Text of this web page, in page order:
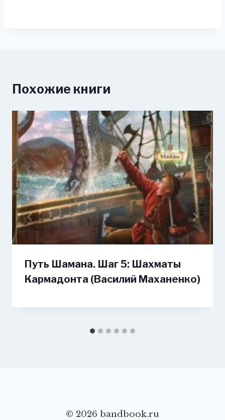
Похожие книги
Путь Шамана. Шаг 5: Шахматы
Кармадонта (Василий Маханенко)
© 2026 bandbook.ru